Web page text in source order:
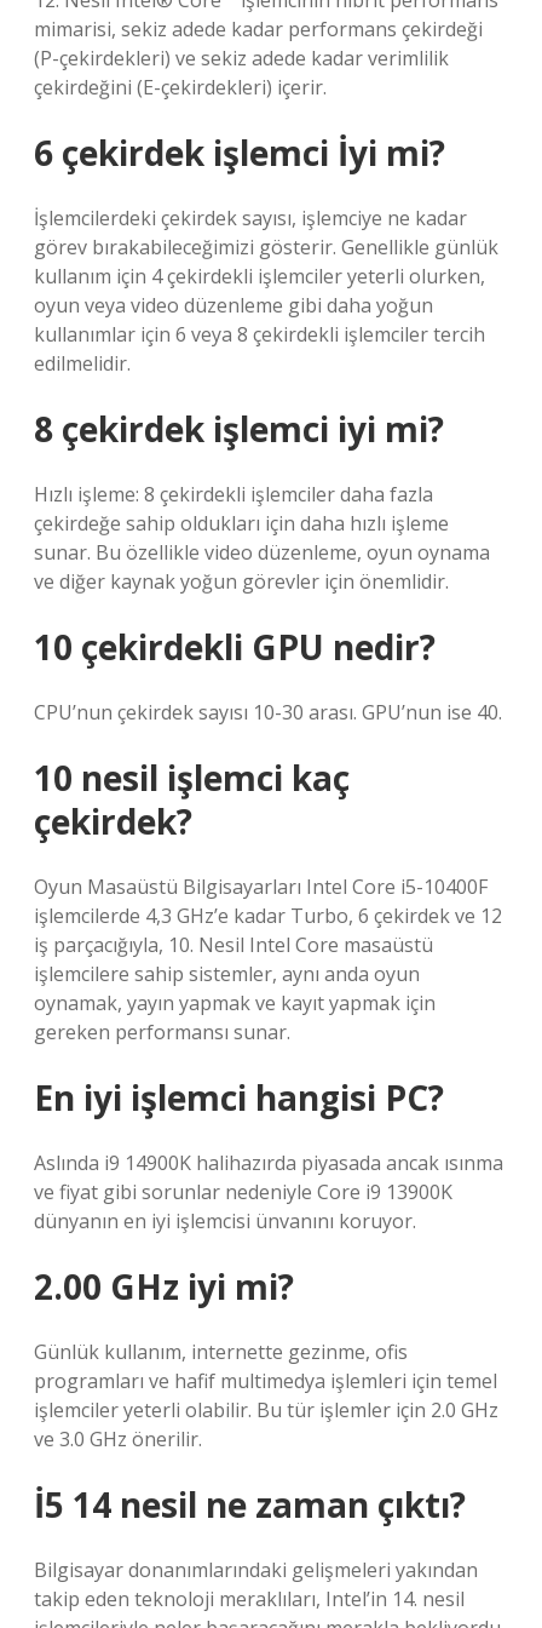
mimarisi, sekiz adede kadar performans çekirdeği
(P-çekirdekleri) ve sekiz adede kadar verimlilik
çekirdeğini (E-çekirdekleri) içerir.
6 çekirdek işlemci İyi mi?
İşlemcilerdeki çekirdek sayısı, işlemciye ne kadar
görev bırakabileceğimizi gösterir. Genellikle günlük
kullanım için 4 çekirdekli işlemciler yeterli olurken,
oyun veya video düzenleme gibi daha yoğun
kullanımlar için 6 veya 8 çekirdekli işlemciler tercih
edilmelidir.
8 çekirdek işlemci iyi mi?
Hızlı işleme: 8 çekirdekli işlemciler daha fazla
çekirdeğe sahip oldukları için daha hızlı işleme
sunar. Bu özellikle video düzenleme, oyun oynama
ve diğer kaynak yoğun görevler için önemlidir.
10 çekirdekli GPU nedir?
CPU’nun çekirdek sayısı 10-30 arası. GPU’nun ise 40.
10 nesil işlemci kaç
çekirdek?
Oyun Masaüstü Bilgisayarları Intel Core i5-10400F
işlemcilerde 4,3 GHz’e kadar Turbo, 6 çekirdek ve 12
iş parçacığıyla, 10. Nesil Intel Core masaüstü
işlemcilere sahip sistemler, aynı anda oyun
oynamak, yayın yapmak ve kayıt yapmak için
gereken performansı sunar.
En iyi işlemci hangisi PC?
Aslında i9 14900K halihazırda piyasada ancak ısınma
ve fiyat gibi sorunlar nedeniyle Core i9 13900K
dünyanın en iyi işlemcisi ünvanını koruyor.
2.00 GHz iyi mi?
Günlük kullanım, internette gezinme, ofis
programları ve hafif multimedya işlemleri için temel
işlemciler yeterli olabilir. Bu tür işlemler için 2.0 GHz
ve 3.0 GHz önerilir.
İ5 14 nesil ne zaman çıktı?
Bilgisayar donanımlarındaki gelişmeleri yakından
takip eden teknoloji meraklıları, Intel’in 14. nesil